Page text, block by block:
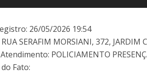
p k26/05/2026 19:54
SERAFIM MORSIANI, 372, JARDIM
POLICIAMENTO
Fato: